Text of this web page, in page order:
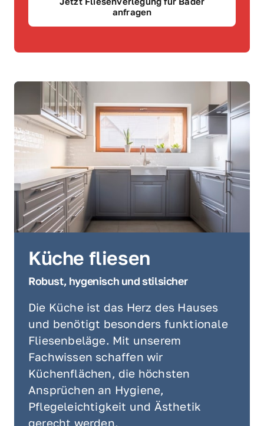
anfragen
Küche fliesen
Robust, hygenisch und stilsicher
Die Küche ist das Herz des Hauses
und benötigt besonders funktionale
Fliesenbeläge. Mit unserem
Fachwissen schaffen wir
Küchenflächen, die höchsten
Ansprüchen an Hygiene,
Pflegeleichtigkeit und Ästhetik
gerecht werden.